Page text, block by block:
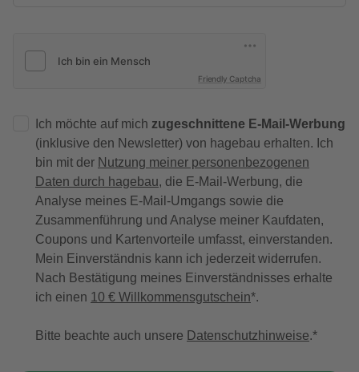
Friendly Captcha
Ich möchte auf mich zugeschnittene E-Mail-Werbung
(inklusive den Newsletter) von hagebau erhalten. Ich
bin mit der Nutzung meiner personenbezogenen
Daten durch hagebau, die E-Mail-Werbung, die
Analyse meines E-Mail-Umgangs sowie die
Zusammenführung und Analyse meiner Kaufdaten,
Coupons und Kartenvorteile umfasst, einverstanden.
Mein Einverständnis kann ich jederzeit widerrufen.
Nach Bestätigung meines Einverständnisses erhalte
ich einen 10 € Willkommensgutschein*.
Bitte beachte auch unsere Datenschutzhinweise.